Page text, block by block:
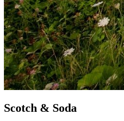
Scotch & Soda